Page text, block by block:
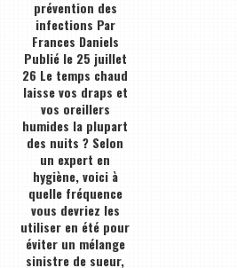
prévention des
infections Par
Frances Daniels
Publié le 25 juillet
26 Le temps chaud
laisse vos draps et
vos oreillers
humides la plupart
des nuits ? Selon
un expert en
hygiène, voici à
quelle fréquence
vous devriez les
utiliser en été pour
éviter un mélange
sinistre de sueur,